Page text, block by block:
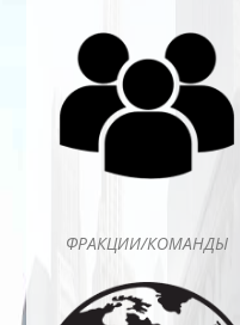
ФРАКЦИИ/КОМАНДЫ